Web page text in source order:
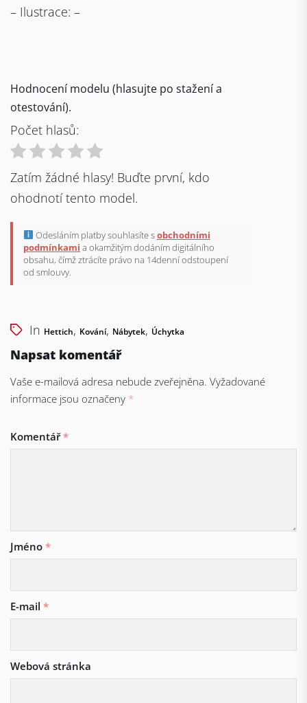
– Ilustrace: –
Hodnocení modelu (hlasujte po stažení a
otestování).
Počet hlasů:
Zatím žádné hlasy! Buďte první, kdo
ohodnotí tento model.
Odesláním platby souhlasíte sobchodními
podmínkami a okamžitým dodáním digitálního
obsahu, čímž ztrácíte právo na 14denní odstoupení
od smlouvy.
In Hettich, Kování, Nábytek, Úchytka
Napsat komentář
Vaše e-mailová adresa nebude zveřejněna. Vyžadované
informace jsou označeny *
Komentář*
Jméno *
E-mail *
Webová stránka